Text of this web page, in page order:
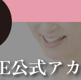
公式ア